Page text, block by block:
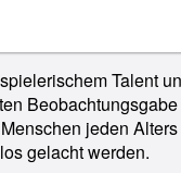
Talent
jeden
gelacht werden.